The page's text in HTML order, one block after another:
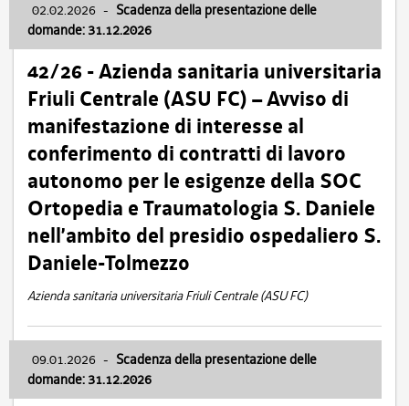
02.02.2026 - Scadenza della presentazione delle
domande: 31.12.2026
42/26 - Azienda sanitaria universitaria
Friuli Centrale (ASU FC) – Avviso di
manifestazione di interesse al
conferimento di contratti di lavoro
autonomo per le esigenze della SOC
Ortopedia e Traumatologia S. Daniele
nell’ambito del presidio ospedaliero S.
Daniele-Tolmezzo
Azienda sanitaria universitaria Friuli Centrale (ASU FC)
09.01.2026 - Scadenza della presentazione delle
domande: 31.12.2026